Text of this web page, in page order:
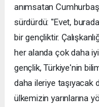
anımsatan
sürdürdü: "Evet,
bir gençliktir.
her alanda çok daha
gençlik, Türkiye'nin
daha ileriye taşıyacak
ülkemizin yarınlarına